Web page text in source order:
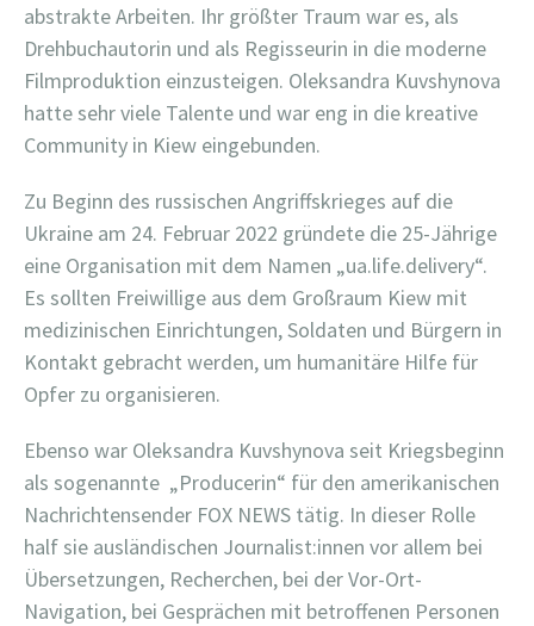
abstrakte Arbeiten. Ihr größter Traum war es, als
Drehbuchautorin und als Regisseurin in die moderne
Filmproduktion einzusteigen. Oleksandra Kuvshynova
hatte sehr viele Talente und war eng in die kreative
Community in Kiew eingebunden.
Zu Beginn des russischen Angriffskrieges auf die
Ukraine am 24. Februar 2022 gründete die 25-Jährige
eine Organisation mit dem Namen „ua.life.delivery“.
Es sollten Freiwillige aus dem Großraum Kiew mit
medizinischen Einrichtungen, Soldaten und Bürgern in
Kontakt gebracht werden, um humanitäre Hilfe für
Opfer zu organisieren.
Ebenso war Oleksandra Kuvshynova seit Kriegsbeginn
als sogenannte „Producerin“ für den amerikanischen
Nachrichtensender FOX NEWS tätig. In dieser Rolle
half sie ausländischen Journalist:innen vor allem bei
Übersetzungen, Recherchen, bei der Vor-Ort-
Navigation, bei Gesprächen mit betroffenen Personen